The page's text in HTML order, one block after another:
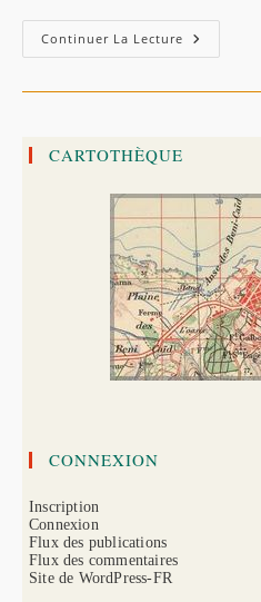
Continuer La Lecture Gigeri
1708
CARTOTHÈQUE
CONNEXION
Inscription
Connexion
Flux des publications
Flux des commentaires
Site de WordPress-FR